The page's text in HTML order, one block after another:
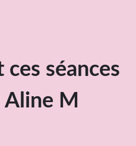
ces séances
Aline M